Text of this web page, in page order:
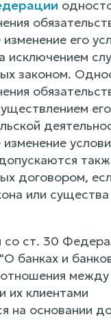
его
исключением
законом.
договором,
или существа
со ст. 30
банках и
отношения
их клиентами
на основании